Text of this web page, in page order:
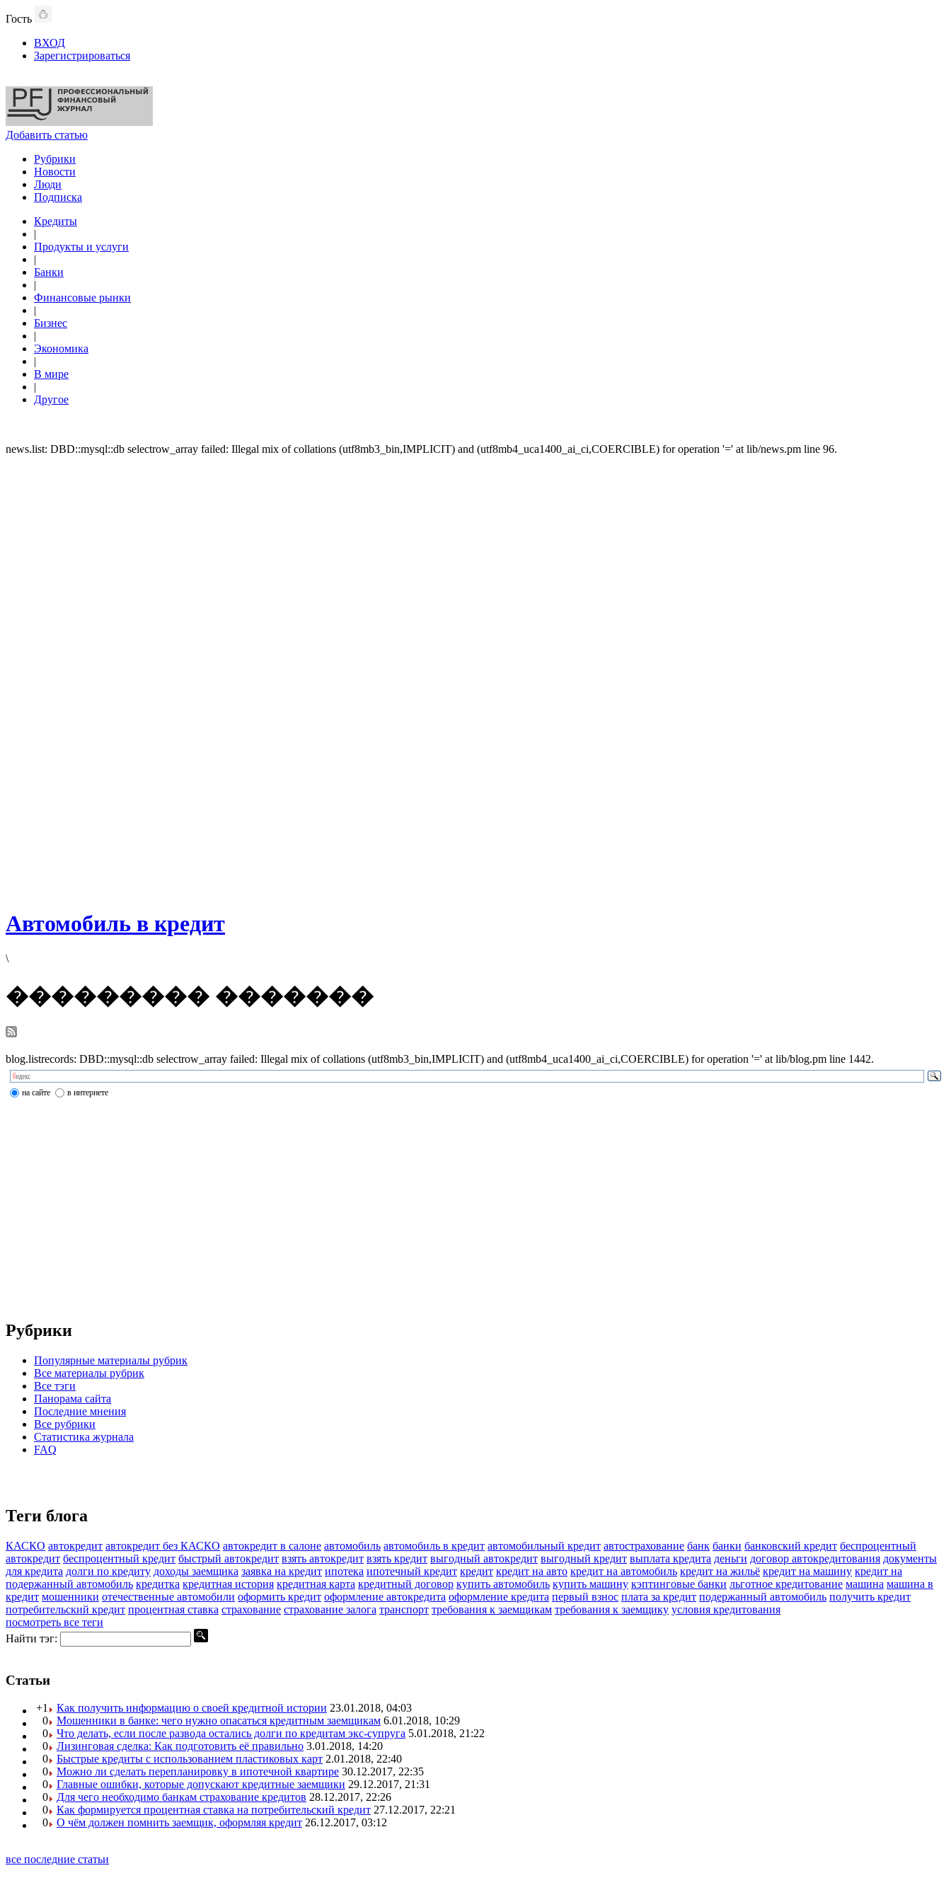
Гость
ВХОД
Зарегистрироваться
Добавить статью
Рубрики
Новости
Люди
Подписка
Кредиты
|
Продукты и услуги
|
Банки
|
Финансовые рынки
|
Бизнес
|
Экономика
|
В мире
|
Другое
news.list: DBD::mysql::db selectrow_array failed: Illegal mix of collations (utf8mb3_bin,IMPLICIT) and (utf8mb4_uca1400_ai_ci,COERCIBLE) for operation '=' at lib/news.pm line 96.
Автомобиль в кредит
\
��������� �������
blog.listrecords: DBD::mysql::db selectrow_array failed: Illegal mix of collations (utf8mb3_bin,IMPLICIT) and (utf8mb4_uca1400_ai_ci,COERCIBLE) for operation '=' at lib/blog.pm line 1442.
на сайте в интернете
Рубрики
Популярные материалы рубрик
Все материалы рубрик
Все тэги
Панорама сайта
Последние мнения
Все рубрики
Статистика журнала
FAQ
Теги блога
КАСКО автокредит автокредит без КАСКО автокредит в салоне автомобиль автомобиль в кредит автомобильный кредит автострахование банк банки банковский кредит беспроцентный
автокредит беспроцентный кредит быстрый автокредит взять автокредит взять кредит выгодный автокредит выгодный кредит выплата кредита деньги договор автокредитования документы
для кредита долги по кредиту доходы заемщика заявка на кредит ипотека ипотечный кредит кредит кредит на авто кредит на автомобиль кредит на жильё кредит на машину кредит на
подержанный автомобиль кредитка кредитная история кредитная карта кредитный договор купить автомобиль купить машину кэптинговые банки льготное кредитование машина машина в
кредит мошенники отечественные автомобили оформить кредит оформление автокредита оформление кредита первый взнос плата за кредит подержанный автомобиль получить кредит
потребительский кредит процентная ставка страхование страхование залога транспорт требования к заемщикам требования к заемщику условия кредитования
посмотреть все теги
Найти тэг:
Статьи
+1 Как получить информацию о своей кредитной истории 23.01.2018, 04:03
0
Мошенники в банке: чего нужно опасаться кредитным заемщикам 6.01.2018, 10:29
0
Что делать, если после развода остались долги по кредитам экс-супруга 5.01.2018, 21:22
0
Лизинговая сделка: Как подготовить её правильно 3.01.2018, 14:20
0
Быстрые кредиты с использованием пластиковых карт 2.01.2018, 22:40
0
Можно ли сделать перепланировку в ипотечной квартире 30.12.2017, 22:35
0
Главные ошибки, которые допускают кредитные заемщики 29.12.2017, 21:31
0
Для чего необходимо банкам страхование кредитов 28.12.2017, 22:26
0
Как формируется процентная ставка на потребительский кредит 27.12.2017, 22:21
0
О чём должен помнить заемщик, оформляя кредит 26.12.2017, 03:12
все последние статьи